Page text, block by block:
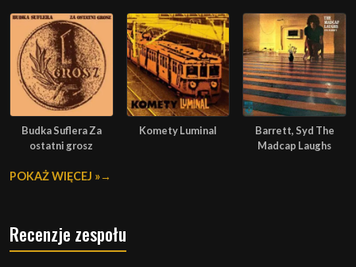
Budka Suflera Za
ostatni grosz
Komety Luminal
Barrett, Syd The
Madcap Laughs
POKAŻ WIĘCEJ »
Recenzje zespołu